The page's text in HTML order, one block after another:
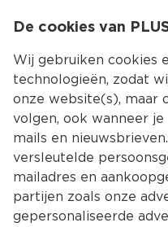
Terug
De cookies van
Wij gebruiken cookies
technologieën, zodat
onze website(s), maar
volgen, ook wanneer
mails en
versleutelde
mailadres en
partijen zoals onze
gepersonaliseerde